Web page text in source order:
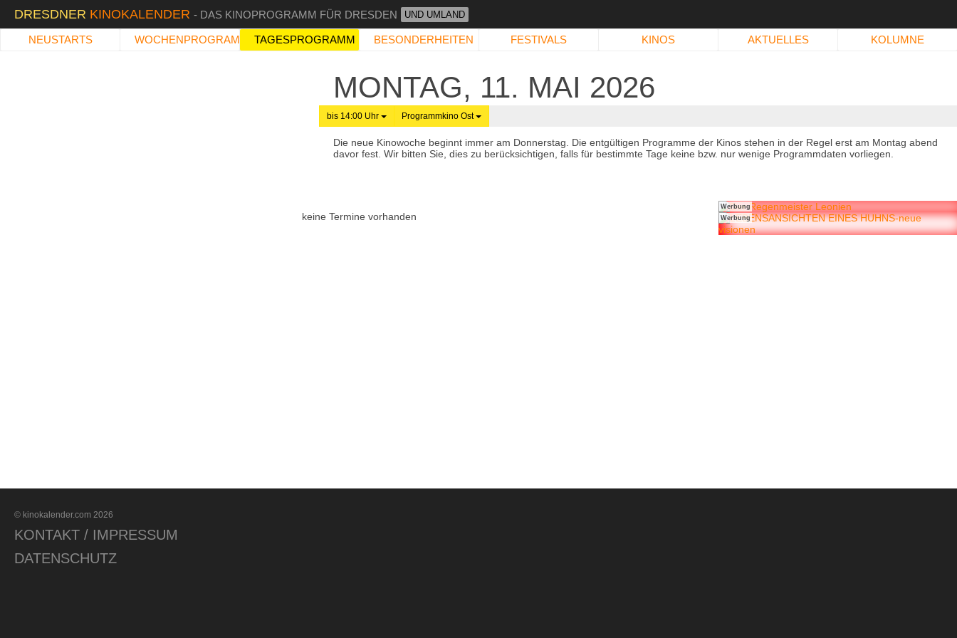
DRESDNER KINOKALENDER - DAS KINOPROGRAMM FÜR DRESDEN UND UMLAND
NEUSTARTS WOCHENPROGRAMM TAGESPROGRAMM BESONDERHEITEN FESTIVALS KINOS AKTUELLES KOLUMNE
MONTAG, 11. MAI 2026
bis 14:00 Uhr Programmkino Ost
Die neue Kinowoche beginnt immer am Donnerstag. Die entgültigen Programme der Kinos stehen in der Regel erst am Montag abend
davor fest. Wir bitten Sie, dies zu berücksichtigen, falls für bestimmte Tage keine bzw. nur wenige Programmdaten vorliegen.
keine Termine vorhanden
Werbung
Werbung
© kinokalender.com 2026
KONTAKT / IMPRESSUM
DATENSCHUTZ